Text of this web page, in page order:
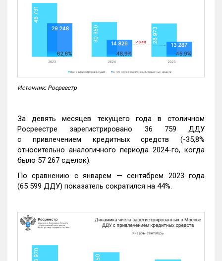
Источник: Росреестр
За девять месяцев текущего года в столичном
Росреестре зарегистрировано 36 759 ДДУ
с привлечением кредитных средств (-35,8%
относительно аналогичного периода 2024-го, когда
было 57 267 сделок).
По сравнению с январем — сентябрем 2023 года
(65 599 ДДУ) показатель сократился на 44%.